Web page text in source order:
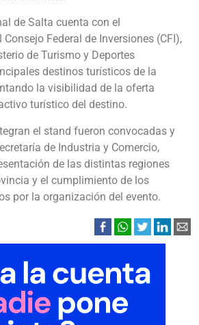
de Salta cuenta con el
Federal de Inversiones (CFI),
de Turismo y Deportes
destinos turísticos de la
la visibilidad de la oferta
turístico del destino.
el stand fueron convocadas y
de Industria y Comercio,
de las distintas regiones
y el cumplimiento de los
por la organización del evento.